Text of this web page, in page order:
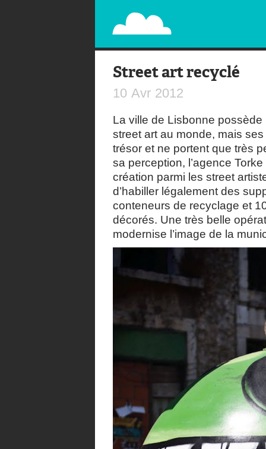
PAPERPLANE
STREET, AMBIENT, GUÉRILLA MARKETING
Street art recyclé
10 Avr 2012
La ville de Lisbonne
street art au monde, mais
trésor et ne portent que très
sa perception, l’agence
création parmi les street
d’habiller légalement des
conteneurs de recyclage et
décorés. Une très belle
modernise l’image de la